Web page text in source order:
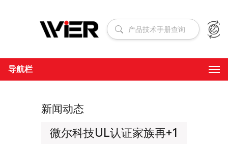
导航栏
新闻动态
微尔科技UL认证家族再+1